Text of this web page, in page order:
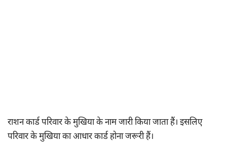
राशन कार्ड परिवार के मुखिया के नाम जारी किया जाता हैं। इसलिए
परिवार के मुखिया का आधार कार्ड होना जरूरी हैं।